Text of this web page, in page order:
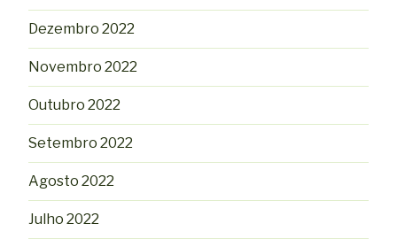
Dezembro 2022
Novembro 2022
Outubro 2022
Setembro 2022
Agosto 2022
Julho 2022